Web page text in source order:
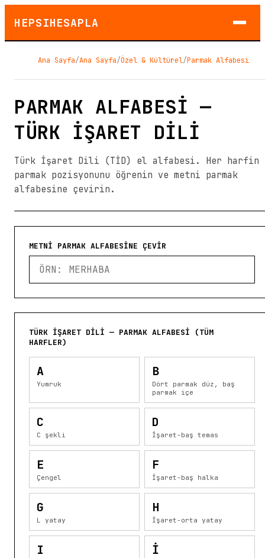
HEPSIHESAPLA
Ana Sayfa/Ana Sayfa/Özel & Kültürel/Parmak Alfabesi
PARMAK ALFABESI —
TÜRK İŞARET DILI
Türk İşaret Dili (TİD) el alfabesi. Her harfin
parmak pozisyonunu öğrenin ve metni parmak
alfabesine çevirin.
METNI PARMAK ALFABESINE ÇEVIR
TÜRK İŞARET DILI — PARMAK ALFABESI (TÜM
HARFLER)
A
Yumruk
B
Dört parmak düz, baş
parmak içe
C
C şekli
D
İşaret-baş temas
E
Çengel
F
İşaret-baş halka
G
L yatay
H
İşaret-orta yatay
I İ